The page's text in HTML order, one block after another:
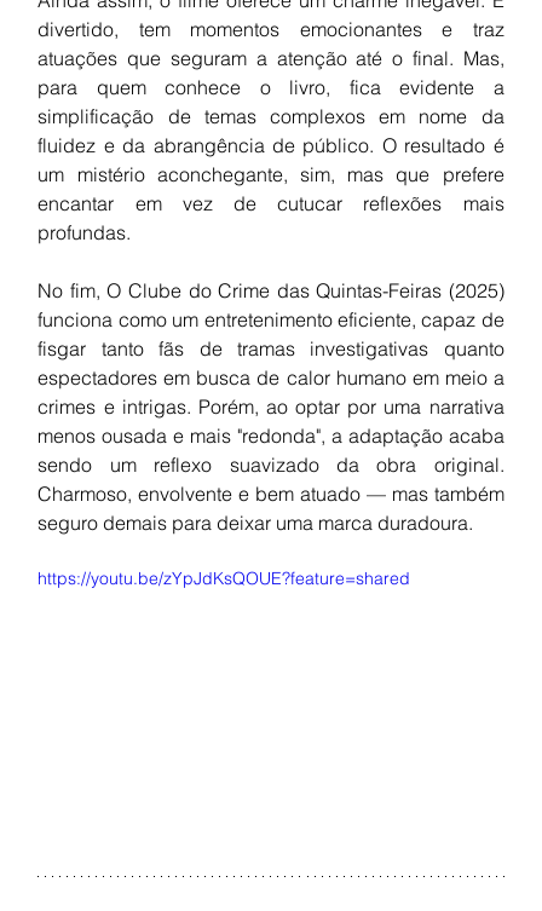
divertido, tem momentos emocionantes e traz
atuações que seguram a atenção até o final. Mas,
para quem conhece o livro, fica evidente a
simplificação de temas complexos em nome da
fluidez e da abrangência de público. O resultado é
um mistério aconchegante, sim, mas que prefere
encantar em vez de cutucar reflexões mais
profundas.
No fim, O Clube do Crime das Quintas-Feiras (2025)
funciona como um entretenimento eficiente, capaz de
fisgar tanto fãs de tramas investigativas quanto
espectadores em busca de calor humano em meio a
crimes e intrigas. Porém, ao optar por uma narrativa
menos ousada e mais "redonda", a adaptação acaba
sendo um reflexo suavizado da obra original.
Charmoso, envolvente e bem atuado — mas também
seguro demais para deixar uma marca duradoura.
https://youtu.be/zYpJdKsQOUE?feature=shared